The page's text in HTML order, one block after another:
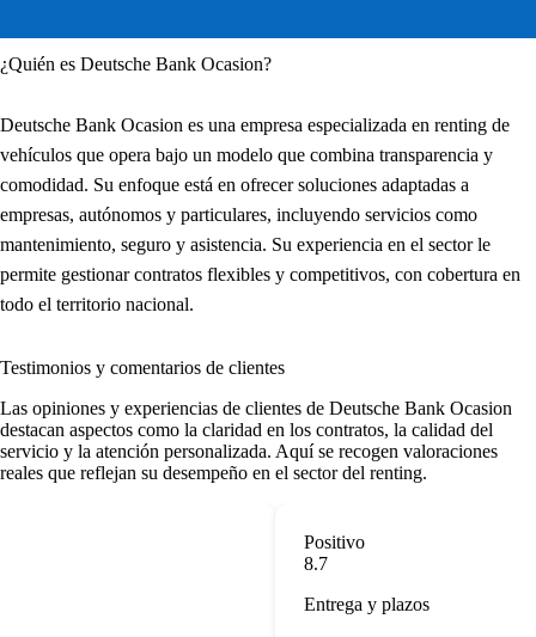
¿Quién es Deutsche Bank Ocasion?
Deutsche Bank Ocasion es una empresa especializada en renting de
vehículos que opera bajo un modelo que combina transparencia y
comodidad. Su enfoque está en ofrecer soluciones adaptadas a
empresas, autónomos y particulares, incluyendo servicios como
mantenimiento, seguro y asistencia. Su experiencia en el sector le
permite gestionar contratos flexibles y competitivos, con cobertura en
todo el territorio nacional.
Testimonios y comentarios de clientes
Las opiniones y experiencias de clientes de Deutsche Bank Ocasion
destacan aspectos como la claridad en los contratos, la calidad del
servicio y la atención personalizada. Aquí se recogen valoraciones
reales que reflejan su desempeño en el sector del renting.
Positivo
8.7
Entrega y plazos